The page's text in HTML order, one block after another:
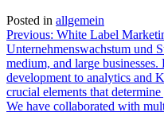
Posted in allgemein
Post
navigation
Previous: White Label
Unternehmenswachstum und
medium, and large
development to analytics and
crucial elements that
We have collaborated with